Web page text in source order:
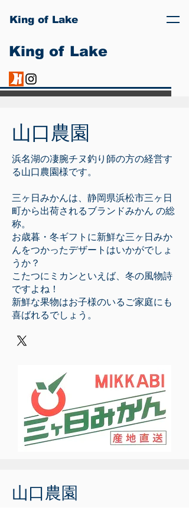
King of Lake
King of Lake
山口農園
浜名湖の凄腕チヌ釣り師の方の経営す
る山口農園様です。
三ヶ日みかんは、静岡県浜松市三ヶ日
町から出荷されるブランドみかん の総
称。
お歳暮・冬ギフトに新鮮な三ヶ日みか
んをつかったデザートはいかがでしょ
うか？
こたつにミカンといえば、冬の風物詩
ですよね！
新鮮な果物はお子様のいるご家庭にも
喜ばれるでしょう。
山口農園